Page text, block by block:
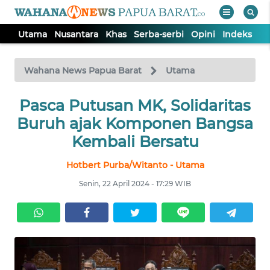
Utama Nusantara Khas Serba-serbi Opini Indeks
Wahana News Papua Barat Utama
Pasca Putusan MK, Solidaritas
Buruh ajak Komponen Bangsa
Kembali Bersatu
Hotbert Purba/Witanto - Utama
Senin, 22 April 2024 - 17:29 WIB
TV
Tutup
UTAMA
SERBA-
SERBI
OPINI